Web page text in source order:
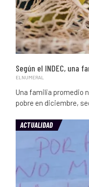
Según el INDEC, una
ELNUMERAL
Una familia promedio
pobre en diciembre,
ACTUALIDAD